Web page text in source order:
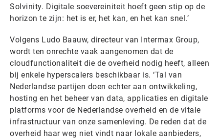
Solvinity. Digitale soevereiniteit hoeft geen stip op de
horizon te zijn: het is er, het kan, en het kan snel.’
Volgens Ludo Baauw, directeur van Intermax Group,
wordt ten onrechte vaak aangenomen dat de
cloudfunctionaliteit die de overheid nodig heeft, alleen
bij enkele hyperscalers beschikbaar is. ‘Tal van
Nederlandse partijen doen echter aan ontwikkeling,
hosting en het beheer van data, applicaties en digitale
platforms voor de Nederlandse overheid en de vitale
infrastructuur van onze samenleving. De reden dat de
overheid haar weg niet vindt naar lokale aanbieders,